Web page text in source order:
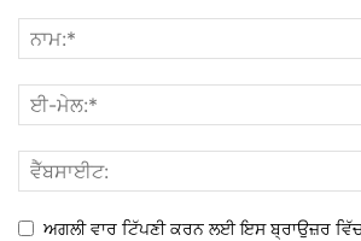
ਅਗਲੀ ਵਾਰ ਟਿੱਪਣੀ ਕਰਨ ਲਈ ਇਸ ਬ੍ਰਾਉਜ਼ਰ